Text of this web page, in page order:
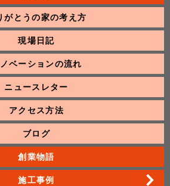
がとうの家の考え方
現場日記
ノベーションの流れ
ニュースレター
アクセス方法
ブログ
創業物語
施工事例